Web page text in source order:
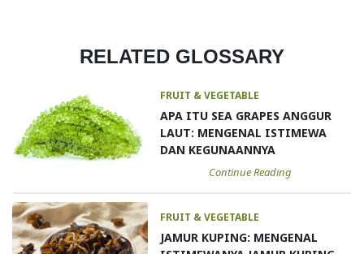
RELATED GLOSSARY
FRUIT & VEGETABLE
APA ITU SEA GRAPES ANGGUR
LAUT: MENGENAL ISTIMEWA
DAN KEGUNAANNYA
Continue Reading
FRUIT & VEGETABLE
JAMUR KUPING: MENGENAL